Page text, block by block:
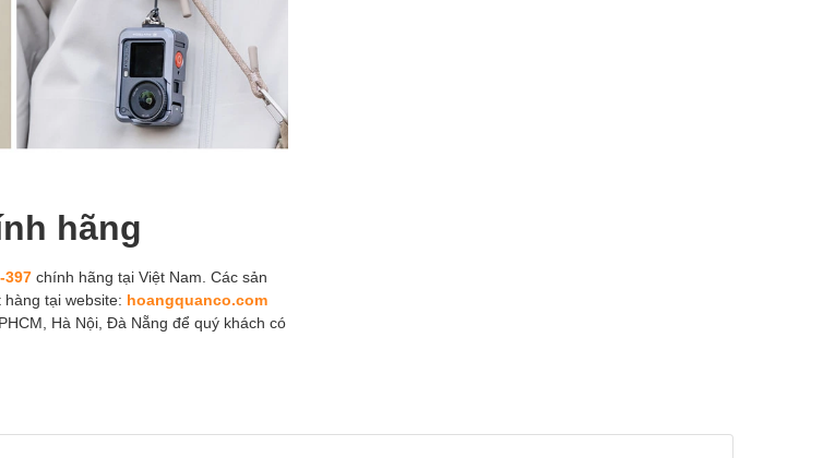
hãng
397 chính hãng tại Việt Nam. Các sản
tại website: hoangquanco.com
Hà Nội, Đà Nẵng để quý khách có